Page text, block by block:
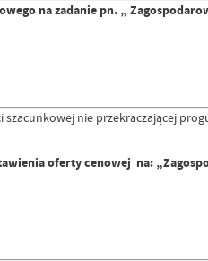
na zadanie pn. „
nie przekraczającej
oferty cenowej na: